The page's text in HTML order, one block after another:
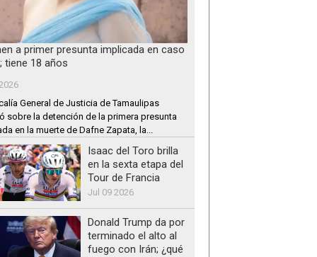
a primer presunta implicada en caso
tiene 18 años
General de Justicia de Tamaulipas
sobre la detención de la primera presunta
en la muerte de Dafne Zapata, la...
Isaac del Toro brilla
en la sexta etapa del
Tour de Francia
Jul 09 2026
Donald Trump da por
terminado el alto al
fuego con Irán; ¿qué